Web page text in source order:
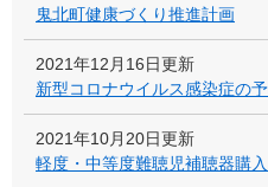
鬼北町健康づくり推進計画
2021年12月16日更新
新型コロナウイルス感染症の
2021年10月20日更新
軽度・中等度難聴児補聴器購